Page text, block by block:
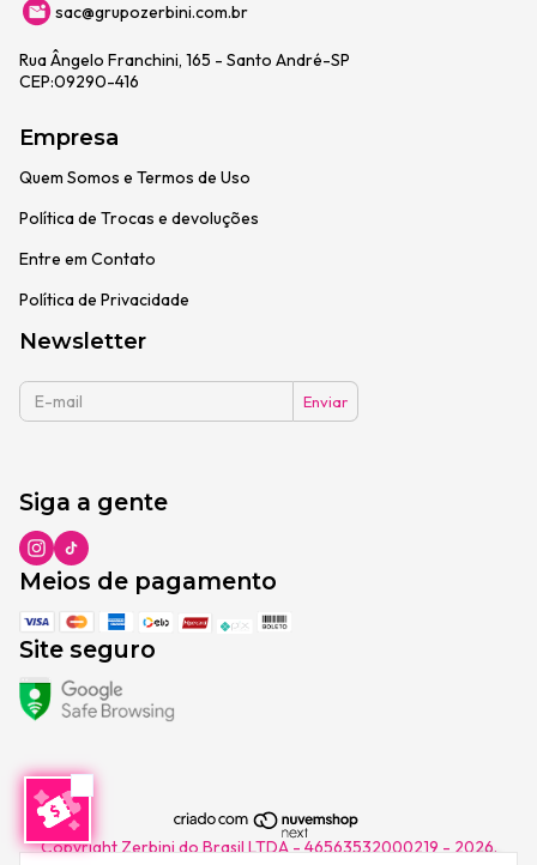
sac@grupozerbini.com.br
Rua Ângelo Franchini, 165 - Santo André-SP
CEP:09290-416
Empresa
Quem Somos e Termos de Uso
Política de Trocas e devoluções
Entre em Contato
Política de Privacidade
Newsletter
Siga a gente
Meios de pagamento
Site seguro
Copyright Zerbini do Brasil LTDA - 46563532000219 - 2026.